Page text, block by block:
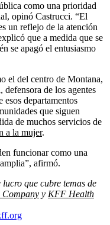
como una prioridad
opinó Castrucci. “El
un reflejo de la atención
que a medida que se
se apagó el entusiasmo
el del centro de Montana,
defensora de los agentes
esos departamentos
que siguen
de muchos servicios de
a la mujer.
funcionar como una
afirmó.
que cubre temas de
Company y KFF Health